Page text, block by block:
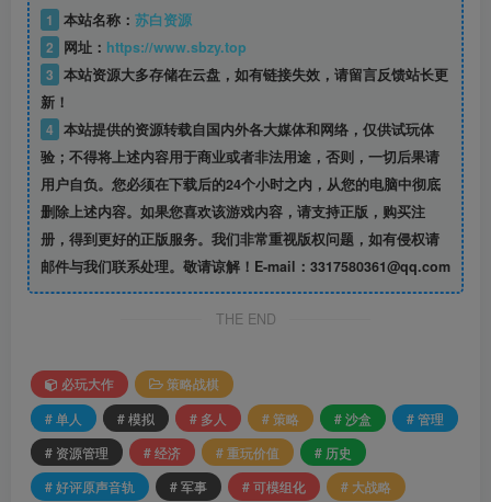
1 本站名称： 苏白资源
2
网址： https://www.sbzy.top
3 本站资源大多存储在云盘，如有链接失效，请留言反馈站长更
新！
4 本站提供的资源转载自国内外各大媒体和网络，仅供试玩体
验；不得将上述内容用于商业或者非法用途，否则，一切后果请
用户自负。您必须在下载后的24个小时之内，从您的电脑中彻底
删除上述内容。如果您喜欢该游戏内容，请支持正版，购买注
册，得到更好的正版服务。我们非常重视版权问题，如有侵权请
邮件与我们联系处理。敬请谅解！E-mail：3317580361@qq.com
THE END
必玩大作
策略战棋
# 单人
# 模拟 # 多人 # 策略 # 沙盒
# 管理
# 资源管理
# 经济 # 重玩价值
# 历史
# 好评原声音轨
# 军事 # 可模组化
# 大战略